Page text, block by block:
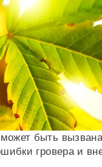
быть
гровера и